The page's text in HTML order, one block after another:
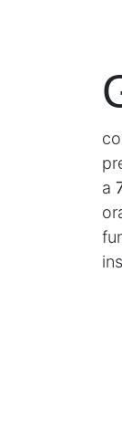
a